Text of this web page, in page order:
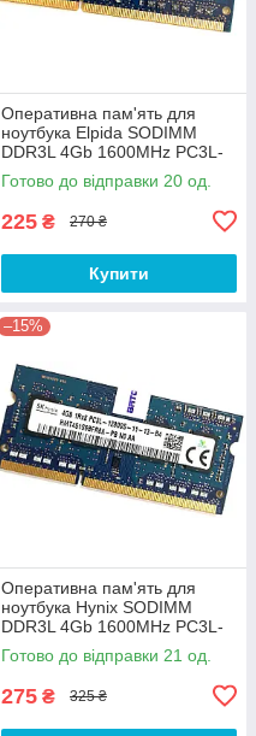
Оперативна пам'ять для
ноутбука Elpida SODIMM
DDR3L 4Gb 1600MHz PC3L-
12800s 1R8 CL11
(EBJ40UG8EFU0-GN-F) Б/В
Готово до відправки 20 од.
225 ₴ 270 ₴
Купити
–15%
Оперативна пам'ять для
ноутбука Hynix SODIMM
DDR3L 4Gb 1600MHz PC3L-
12800s 1R8 CL11
(HMT451S6BFR8A-PB N0 AA)
Готово до відправки 21 од.
275 ₴ 325 ₴